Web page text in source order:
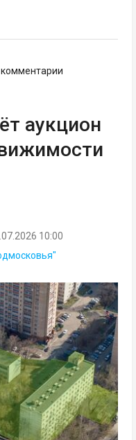
аукцион
10:00